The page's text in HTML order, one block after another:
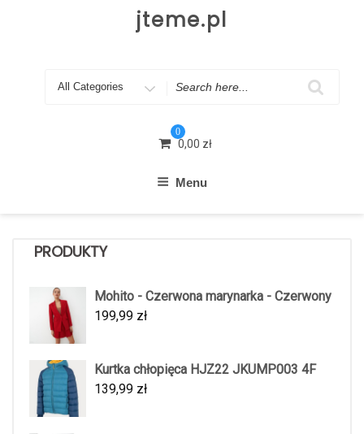
jteme.pl
Search
0
0,00 zł
Menu
PRODUKTY
Mohito - Czerwona marynarka - Czerwony
199,99 zł
Kurtka chłopięca HJZ22 JKUMP003 4F
139,99 zł